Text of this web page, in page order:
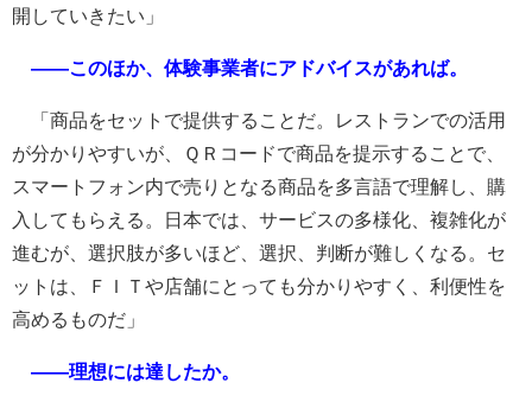
開していきたい」
――このほか、体験事業者にアドバイスがあれば。
「商品をセットで提供することだ。レストランでの活用
が分かりやすいが、ＱＲコードで商品を提示することで、
スマートフォン内で売りとなる商品を多言語で理解し、購
入してもらえる。日本では、サービスの多様化、複雑化が
進むが、選択肢が多いほど、選択、判断が難しくなる。セ
ットは、ＦＩＴや店舗にとっても分かりやすく、利便性を
高めるものだ」
――理想には達したか。